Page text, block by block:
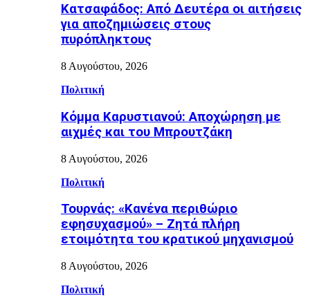
Κατσαφάδος: Από Δευτέρα οι αιτήσεις
για αποζημιώσεις στους
πυρόπληκτους
8 Αυγούστου, 2026
Πολιτική
Κόμμα Καρυστιανού: Αποχώρηση με
αιχμές και του Μπρουτζάκη
8 Αυγούστου, 2026
Πολιτική
Τουρνάς: «Κανένα περιθώριο
εφησυχασμού» – Ζητά πλήρη
ετοιμότητα του κρατικού μηχανισμού
8 Αυγούστου, 2026
Πολιτική